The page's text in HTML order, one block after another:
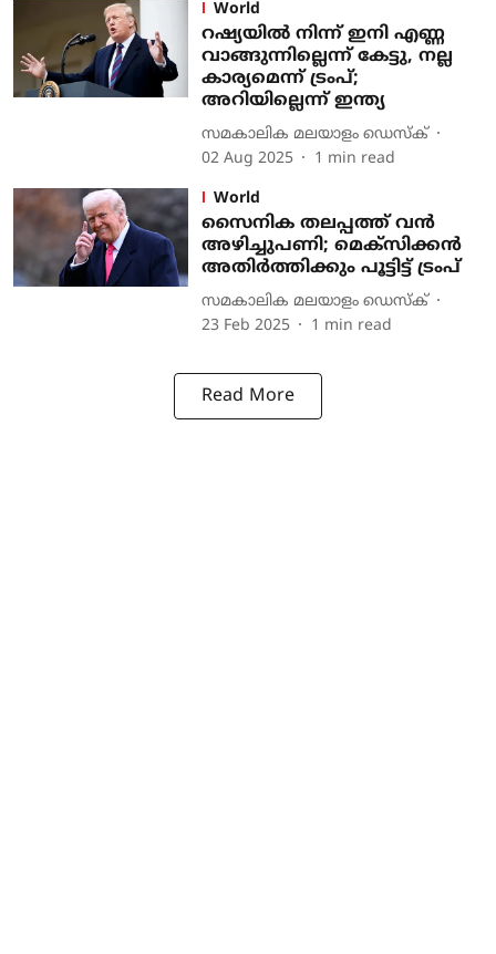
World
റഷ്യയില്‍ നിന്ന് ഇനി എണ്ണ
വാങ്ങുന്നില്ലെന്ന് കേട്ടു, നല്ല
കാര്യമെന്ന് ട്രംപ്;
അറിയില്ലെന്ന് ഇന്ത്യ
സമകാലിക മലയാളം ഡെസ്ക്
02 Aug 2025
1 min read
World
സൈനിക തലപ്പത്ത് വൻ
അഴിച്ചുപണി; മെക്സിക്കൻ
അതിർത്തിക്കും പൂട്ടിട്ട് ട്രംപ്
സമകാലിക മലയാളം ഡെസ്ക്
23 Feb 2025
1 min read
Read More